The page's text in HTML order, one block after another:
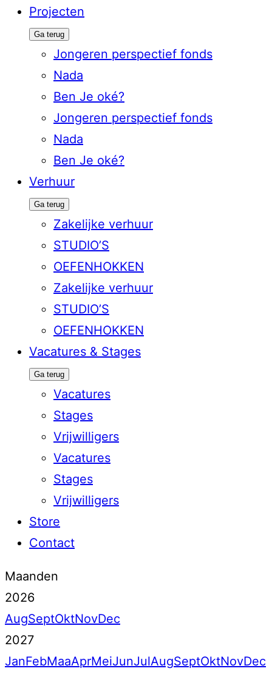
Projecten
Ga terug
Jongeren perspectief fonds
Nada
Ben Je oké?
Jongeren perspectief fonds
Nada
Ben Je oké?
Verhuur
Ga terug
Zakelijke verhuur
STUDIO’S
OEFENHOKKEN
Zakelijke verhuur
STUDIO’S
OEFENHOKKEN
Vacatures & Stages
Ga terug
Vacatures
Stages
Vrijwilligers
Vacatures
Stages
Vrijwilligers
Store
Contact
Maanden
2026
AugSeptOktNovDec
2027
JanFebMaaAprMeiJunJulAugSeptOktNovDec